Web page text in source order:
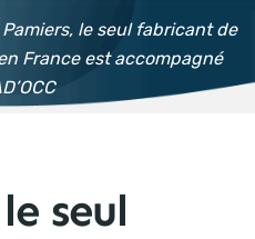
le seul fabricant de
France est accompagné
seul